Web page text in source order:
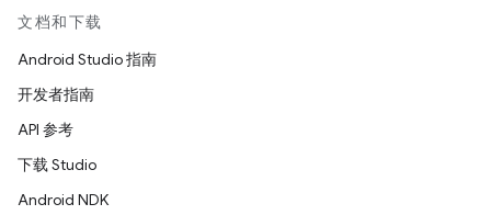
文档和下载
Android Studio 指南
开发者指南
API 参考
下载 Studio
Android NDK